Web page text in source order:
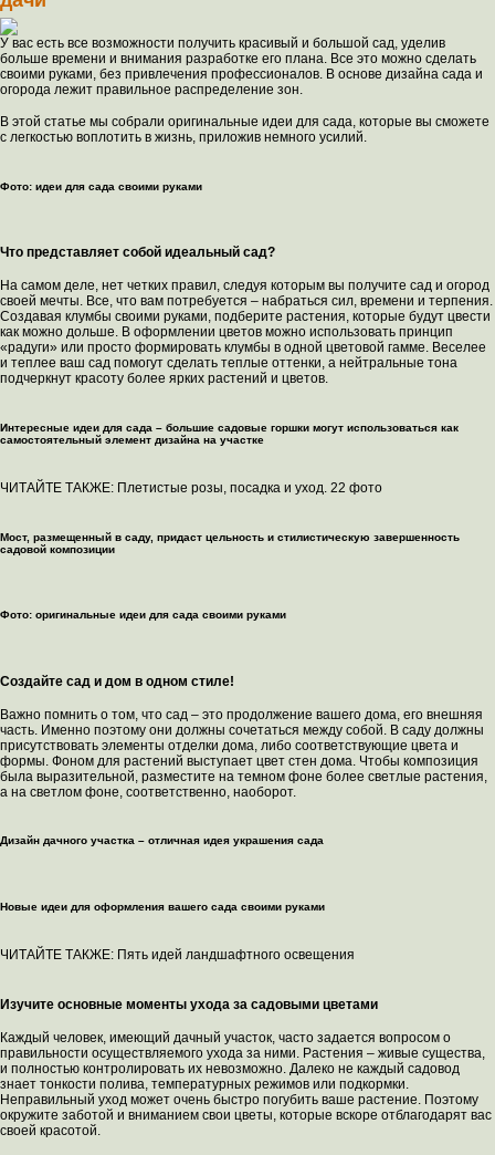
У вас есть все возможности получить красивый и большой сад, уделив
больше времени и внимания разработке его плана. Все это можно сделать
своими руками, без привлечения профессионалов. В основе дизайна сада и
огорода лежит правильное распределение зон.
В этой статье мы собрали оригинальные идеи для сада, которые вы сможете
с легкостью воплотить в жизнь, приложив немного усилий.
Фото: идеи для сада своими руками
Что представляет собой идеальный сад?
На самом деле, нет четких правил, следуя которым вы получите сад и огород
своей мечты. Все, что вам потребуется – набраться сил, времени и терпения.
Создавая клумбы своими руками, подберите растения, которые будут цвести
как можно дольше. В оформлении цветов можно использовать принцип
«радуги» или просто формировать клумбы в одной цветовой гамме. Веселее
и теплее ваш сад помогут сделать теплые оттенки, а нейтральные тона
подчеркнут красоту более ярких растений и цветов.
Интересные идеи для сада – большие садовые горшки могут использоваться как
самостоятельный элемент дизайна на участке
ЧИТАЙТЕ ТАКЖЕ: Плетистые розы, посадка и уход. 22 фото
Мост, размещенный в саду, придаст цельность и стилистическую завершенность
садовой композиции
Фото: оригинальные идеи для сада своими руками
Создайте сад и дом в одном стиле!
Важно помнить о том, что сад – это продолжение вашего дома, его внешняя
часть. Именно поэтому они должны сочетаться между собой. В саду должны
присутствовать элементы отделки дома, либо соответствующие цвета и
формы. Фоном для растений выступает цвет стен дома. Чтобы композиция
была выразительной, разместите на темном фоне более светлые растения,
а на светлом фоне, соответственно, наоборот.
Дизайн дачного участка – отличная идея украшения сада
Новые идеи для оформления вашего сада своими руками
ЧИТАЙТЕ ТАКЖЕ: Пять идей ландшафтного освещения
Изучите основные моменты ухода за садовыми цветами
Каждый человек, имеющий дачный участок, часто задается вопросом о
правильности осуществляемого ухода за ними. Растения – живые существа,
и полностью контролировать их невозможно. Далеко не каждый садовод
знает тонкости полива, температурных режимов или подкормки.
Неправильный уход может очень быстро погубить ваше растение. Поэтому
окружите заботой и вниманием свои цветы, которые вскоре отблагодарят вас
своей красотой.